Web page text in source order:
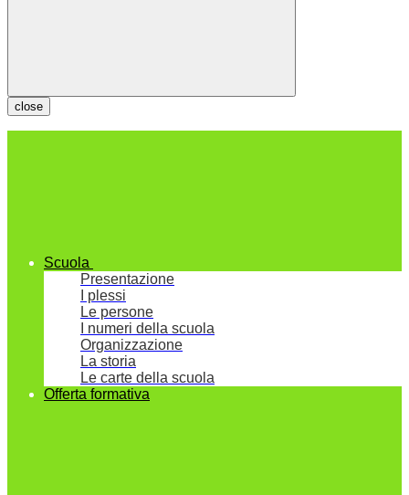
close
Scuola
Presentazione
I plessi
Le persone
I numeri della scuola
Organizzazione
La storia
Le carte della scuola
Offerta formativa